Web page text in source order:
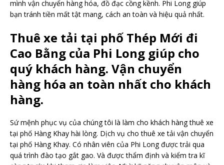
mình vận chuyển hàng hóa, đồ đạc cồng kềnh. Phi Long giúp
bạn tránh tiền mất tật mang, cách an toàn và hiệu quả nhất.
Thuê xe tải tại phố Thép Mới đi
Cao Bằng của Phi Long giúp cho
quý khách hàng. Vận chuyển
hàng hóa an toàn nhất cho khách
hàng.
Sứ mệnh phục vụ của chúng tôi là làm cho khách hàng thuê xe
tại phố Hàng Khay hài lòng. Dịch vụ cho thuê xe tải vận chuyển
tại phố Hàng Khay. Có nhân viên của Phi Long được trải qua
quá trình đào tạo gắt gao. Và được thẩm định và kiểm tra kĩ